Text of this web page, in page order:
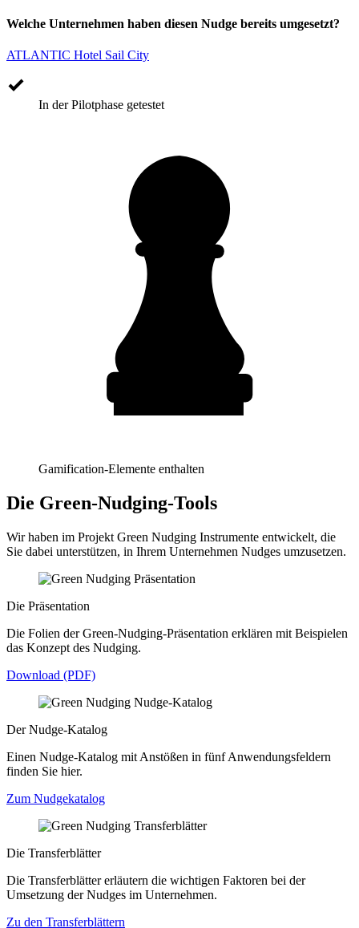
Welche Unternehmen haben diesen Nudge bereits umgesetzt?
ATLANTIC Hotel Sail City
In der Pilotphase getestet
Gamification-Elemente enthalten
Die Green-Nudging-Tools
Wir haben im Projekt Green Nudging Instrumente entwickelt, die
Sie dabei unterstützen, in Ihrem Unternehmen Nudges umzusetzen.
Die Präsentation
Die Folien der Green-Nudging-Präsentation erklären mit Beispielen
das Konzept des Nudging.
Download (PDF)
Der Nudge-Katalog
Einen Nudge-Katalog mit Anstößen in fünf Anwendungsfeldern
finden Sie hier.
Zum Nudgekatalog
Die Transferblätter
Die Transferblätter erläutern die wichtigen Faktoren bei der
Umsetzung der Nudges im Unternehmen.
Zu den Transferblättern